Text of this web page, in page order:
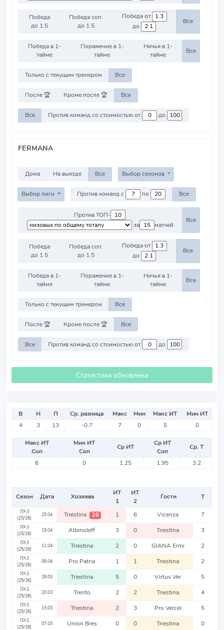
Победа
до 1.5
Победа соп.
до 1.5
Победа от
до
Все
Победа в 1-
тайме
Поражение в 1-
тайме
Ничья в 1-
тайме
Все
Только с текущим тренером Все
После 🏆 Кроме после 🏆 Все
Все Против команд со стоимостью от до
FERMANA
Дома На выезде Все Выбор сезонов
Выбор лиги Против команд с по Все
Против ТОП-
за
матчей
Все
Победа
до 1.5
Победа соп.
до 1.5
Победа от
до
Все
Победа в 1-
тайме
Поражение в 1-
тайме
Ничья в 1-
тайме
Все
Только с текущим тренером Все
После 🏆 Кроме после 🏆 Все
Все Против команд со стоимостью от до
Статистика обновлена
В Н П Ср. разница Макс Мин Макс ИТ
Мин ИТ
4
3 13 -0.7 7 0 5 0
Макс ИТ
Соп
Мин ИТ
Соп
Ср ИТ
Ср ИТ
Соп
Ср. Т
6
0 1.25 1.95 3.2
Сезон Дата Хозяева
ИТ
1
ИТ
2
Гости Т
ITA3
(25/26)
25.04 Triestina 26 1 6 Vicenza 7
ITA3
(25/26)
19.04 Albinoleff 3 0 Triestina 3
ITA3
(25/26)
11.04 Triestina 2 0 GIANA Ermi 2
ITA3
(25/26)
06.04 Pro Patria 1 1 Triestina 2
ITA3
(25/26)
28.03 Triestina 5 0 Virtus Ver 5
ITA3
(25/26)
20.03 Trento 2 2 Triestina 4
ITA3
(25/26)
15.03 Triestina 2 3 Pro Vercel 5
ITA3
(25/26)
07.03 Union Bres 0 0 Triestina 0